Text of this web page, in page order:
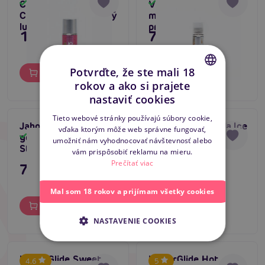
Candy Shop Cotton
Candy (60 ml), sladký
lubrikačný gél
10,76 €
Do košíka
Vanilla Cream (30
ml), lubrikačný gél s
príchuťou
7,16 €
Do košíka
Jahodový lubrikačný
gél Durex Play
Strawberry 50ml
7,80 €
Do košíka
4.8
WaterGlide Vanilla Ice
Cream 300 ml
Skladom
9,96 €
Do košíka
4.6
WaterGlide Sweet
5
WaterGlide Hot
CZECH
ENGLISH
Potvrďte, že ste mali 18
rokov a ako si prajete
nastaviť cookies
Tieto webové stránky používajú súbory cookie,
vďaka ktorým môže web správne fungovať,
umožniť nám vyhodnocovať návštevnosť alebo
vám prispôsobiť reklamu na mieru.
Prečítať viac
Mal som 18 rokov a prijímam všetky cookies
NASTAVENIE COOKIES